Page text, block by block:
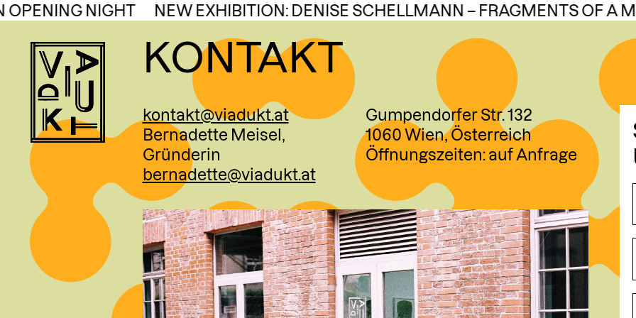
Skip
contentVIADUKT EN
NIGHT NEW EXHIBITION: DENISE SCHELLMANN – FRAGMENTS OF A
KONTAKT
kontakt@viadukt.at
Bernadette Meisel,
Gründerin
bernadette@viadukt.at
Gumpendorfer Str. 132
1060 Wien, Österreich
Öffnungszeiten: auf Anfrage